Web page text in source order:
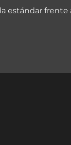
estándar frente